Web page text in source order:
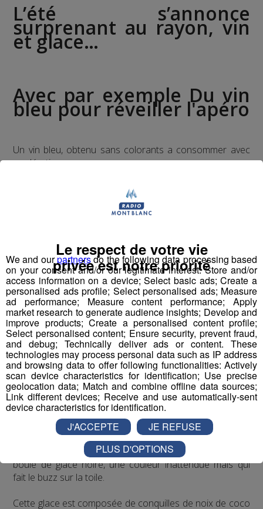
L’été s’annonce
surprenant au rayon, vin
et glace…
Avec par exemple Du vin
bleu pour réveiller l'apéro
Un vin bleu, obtenu sans colorants a consommer avec
modération.
Le concept de ce vin bleu a été développé pendant 2
ans par 6 jeunes entrepreneurs espagnols, en
collaboration avec une université basque et un centre de
La teinte bleutée de ce vin est obtenue grâce à un
mélange unique de raisins blancs et mauves. Le tout
sans colorants! De quoi changer les habitudes de
l'apéro avec un produit 100 % naturel.
L'idée des créateurs de ce nouveau vin était de "secouer
les choses, pour créer quelque chose de nouveau et de
différent", pari réussi.
Il n’est pas encore arrivé en France…
La glace noire, nouvelle tendance pour les gourmands
Un glacier new-yorkais, qui a eu l'idée de développer une
boule de glace noire, une couleur inattendue mais qui
fait le buzz sur la toile.
Cette glace est composée de conquilles de noix de coco
We and ourpartnersdo the following data processing based
on your consent and/or our legitimate interest: Store and/or
access information on a device; Select basic ads; Create a
personalised ads profile; Select personalised ads; Measure
ad performance; Measure content performance; Apply
market research to generate audience insights; Develop and
improve products; Create a personalised content profile;
Select personalised content; Ensure security, prevent fraud,
and debug; Technically deliver ads or content. These
technologies may process personal data such as IP address
and browsing data to offer following functionalities: Actively
scan device characteristics for identification; Use precise
geolocation data; Match and combine offline data sources;
Link different devices; Receive and use automatically-sent
device characteristics for identification.
Le respect de votre vie
privée est notre priorité
J'ACCEPTE
JE REFUSE
PLUS D'OPTIONS